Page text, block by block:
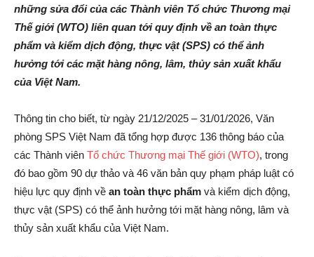
những sửa đổi của các Thành viên Tổ chức Thương mại
Thế giới (WTO) liên quan tới quy định về an toàn thực
phẩm và kiểm dịch động, thực vật (SPS) có thể ảnh
hưởng tới các mặt hàng nông, lâm, thủy sản xuất khẩu
của Việt Nam.
Thông tin cho biết, từ ngày 21/12/2025 – 31/01/2026, Văn
phòng SPS Việt Nam đã tổng hợp được 136 thông báo của
các Thành viên Tổ chức Thương mại Thế giới (WTO), trong
đó bao gồm 90 dự thảo và 46 văn bản quy phạm pháp luật có
hiệu lực quy định về an toàn thực phẩm và kiểm dịch động,
thực vật (SPS) có thể ảnh hưởng tới mặt hàng nông, lâm và
thủy sản xuất khẩu của Việt Nam.